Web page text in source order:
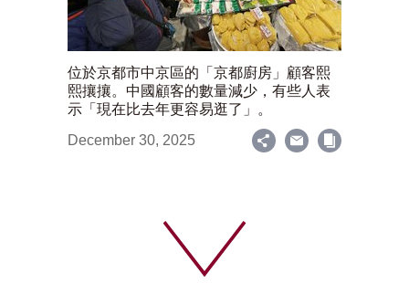
位於京都市中京區的「京都廚房」顧客熙
熙攘攘。中國顧客的數量減少，有些人表
示「現在比去年更容易逛了」。
December 30, 2025